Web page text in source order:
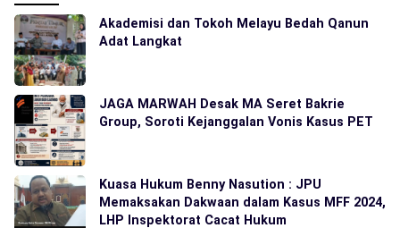
Akademisi dan Tokoh Melayu Bedah Qanun
Adat Langkat
JAGA MARWAH Desak MA Seret Bakrie
Group, Soroti Kejanggalan Vonis Kasus PET
Kuasa Hukum Benny Nasution : JPU
Memaksakan Dakwaan dalam Kasus MFF 2024,
LHP Inspektorat Cacat Hukum